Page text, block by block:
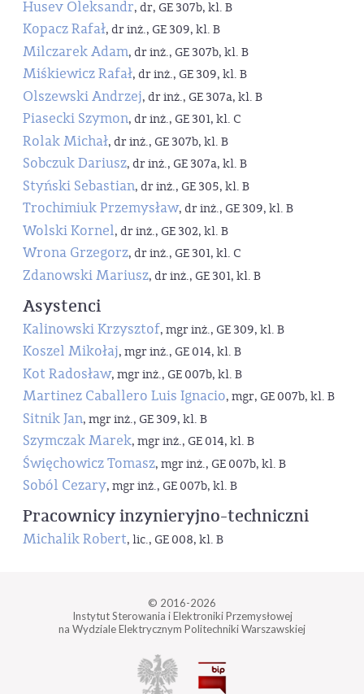
Husev Oleksandr, dr, GE 307b, kl. B
Kopacz Rafał, dr inż., GE 309, kl. B
Milczarek Adam, dr inż., GE 307b, kl. B
Miśkiewicz Rafał, dr inż., GE 309, kl. B
Olszewski Andrzej, dr inż., GE 307a, kl. B
Piasecki Szymon, dr inż., GE 301, kl. C
Rolak Michał, dr inż., GE 307b, kl. B
Sobczuk Dariusz, dr inż., GE 307a, kl. B
Styński Sebastian, dr inż., GE 305, kl. B
Trochimiuk Przemysław, dr inż., GE 309, kl. B
Wolski Kornel, dr inż., GE 302, kl. B
Wrona Grzegorz, dr inż., GE 301, kl. C
Zdanowski Mariusz, dr inż., GE 301, kl. B
Asystenci
Kalinowski Krzysztof, mgr inż., GE 309, kl. B
Koszel Mikołaj, mgr inż., GE 014, kl. B
Kot Radosław, mgr inż., GE 007b, kl. B
Martinez Caballero Luis Ignacio, mgr, GE 007b, kl. B
Sitnik Jan, mgr inż., GE 309, kl. B
Szymczak Marek, mgr inż., GE 014, kl. B
Święchowicz Tomasz, mgr inż., GE 007b, kl. B
Soból Cezary, mgr inż., GE 007b, kl. B
Pracownicy inzynieryjno-techniczni
Michalik Robert, lic., GE 008, kl. B
© 2016-2026
Instytut Sterowania i Elektroniki Przemysłowej
na Wydziale Elektrycznym Politechniki Warszawskiej